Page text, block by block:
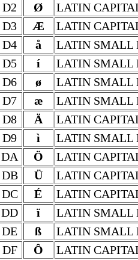
D2 Ø
LATIN
D3 Æ
LATIN
D4 å
LATIN SMALL
D5 í
LATIN SMALL
D6 ø
LATIN SMALL
D7 æ
LATIN SMALL
D8 Ä
LATIN
D9 ì
LATIN SMALL
DA Ö
LATIN
DB Ü
LATIN
DC É
LATIN
DD ï
LATIN SMALL
DE ß
LATIN SMALL
DF Ô
LATIN